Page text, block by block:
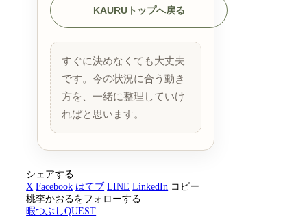
KAURUトップへ戻る
すぐに決めなくても大丈夫
です。今の状況に合う動き
方を、一緒に整理していけ
ればと思います。
シェアする
X Facebook はてブ LINE LinkedIn コピー
桃李かおるをフォローする
暇つぶしQUEST